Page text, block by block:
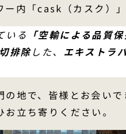
内「cask（カスク）
いる 「空輸による品質
排除した、 エキストラ
地で、皆様とお会い
立ち寄りください。